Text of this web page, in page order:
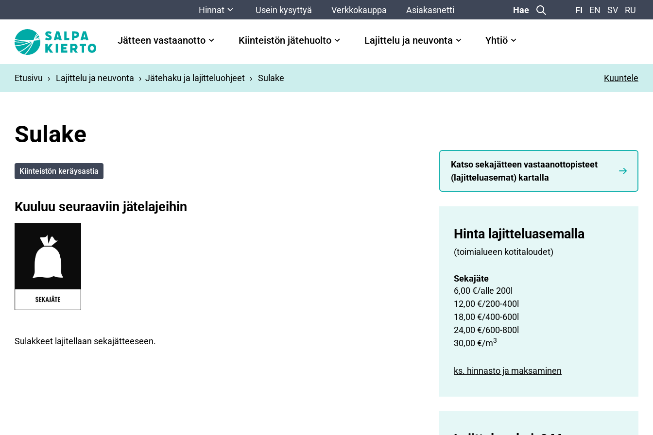
Hinnat Usein kysyttyä Verkkokauppa Asiakasnetti Hae FI EN SV RU
Jätteen vastaanotto Kiinteistön jätehuolto Lajittelu ja neuvonta Yhtiö
Etusivu Lajittelu ja neuvonta Jätehaku ja lajitteluohjeet Sulake Kuuntele
Sulake
Kiinteistön keräysastia
Kuuluu seuraaviin jätelajeihin
Sulakkeet lajitellaan sekajätteeseen.
Katso sekajätteen vastaanottopisteet
(lajitteluasemat) kartalla
Hinta lajittelu­asemalla
(toimialueen kotitaloudet)
Sekajäte
6,00 €/alle 200l
12,00 €/200-400l
18,00 €/400-600l
24,00 €/600-800l
30,00 €/m3
ks. hinnasto ja maksaminen